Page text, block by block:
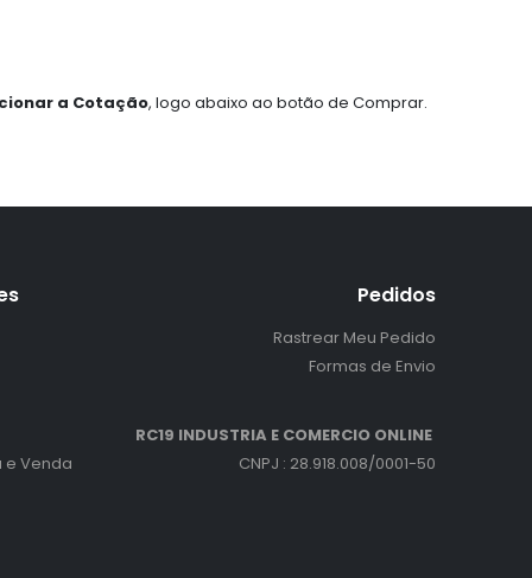
a Cotação, logo abaixo ao botão de Comprar.
e Venda
Pedidos
Rastrear Meu Pedido
Formas de Envio
RC19 INDUSTRIA E COMERCIO ONLINE
CNPJ : 28.918.008/0001-50